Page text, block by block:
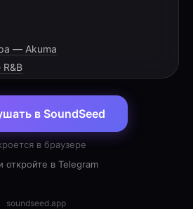
красиво врут,
всё растут.
сплошной обман,
— Akuma
в SoundSeed
в браузере
откройте в Telegram
soundseed.app